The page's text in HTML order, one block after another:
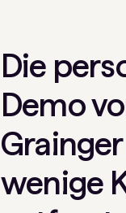
Die
Demo
wenige